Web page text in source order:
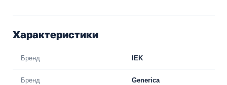
Характеристики
Бренд IEK
Бренд Generica